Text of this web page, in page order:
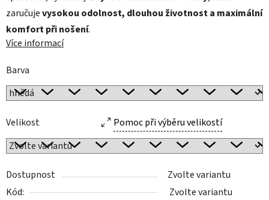
zaručujevysokou odolnost, dlouhou životnost a maximální
komfort při nošení.
Více informací
Barva
Velikost Pomoc při výběru velikostí
Dostupnost
Zvolte variantu
Kód:
Zvolte variantu